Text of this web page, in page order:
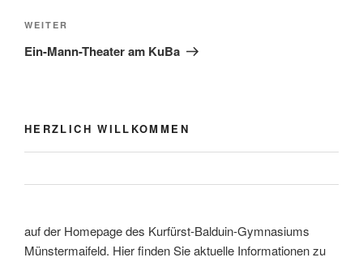
Nächster
Beitrag
WEITER
Ein-Mann-Theater am KuBa
HERZLICH WILLKOMMEN
auf der Homepage des Kurfürst-Balduin-Gymnasiums
Münstermaifeld. Hier finden Sie aktuelle Informationen zu